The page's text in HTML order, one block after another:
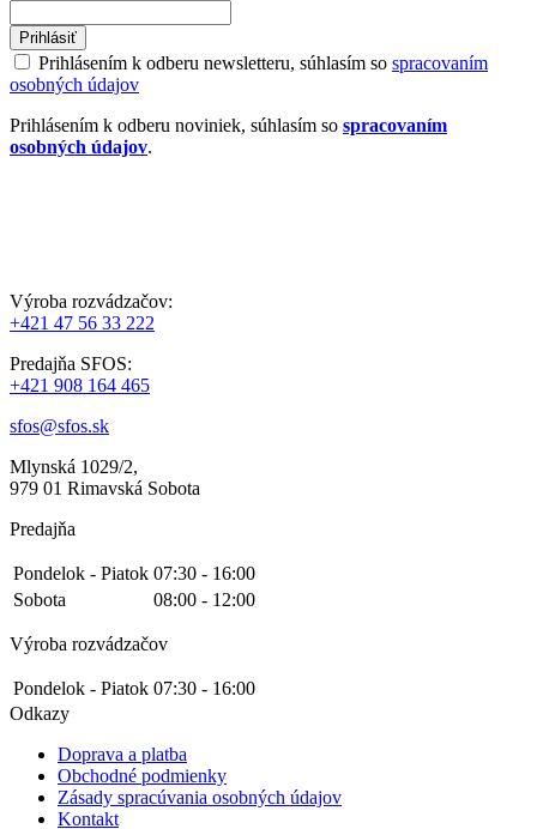
Prihlásiť
Prihlásením k odberu newsletteru, súhlasím so spracovaním
osobných údajov
Prihlásením k odberu noviniek, súhlasím so spracovaním
osobných údajov.
Výroba rozvádzačov:
+421 47 56 33 222
Predajňa SFOS:
+421 908 164 465
sfos@sfos.sk
Mlynská 1029/2,
979 01 Rimavská Sobota
Predajňa
Pondelok - Piatok 07:30 - 16:00
Sobota
08:00 - 12:00
Výroba rozvádzačov
Pondelok - Piatok 07:30 - 16:00
Odkazy
Doprava a platba
Obchodné podmienky
Zásady spracúvania osobných údajov
Kontakt